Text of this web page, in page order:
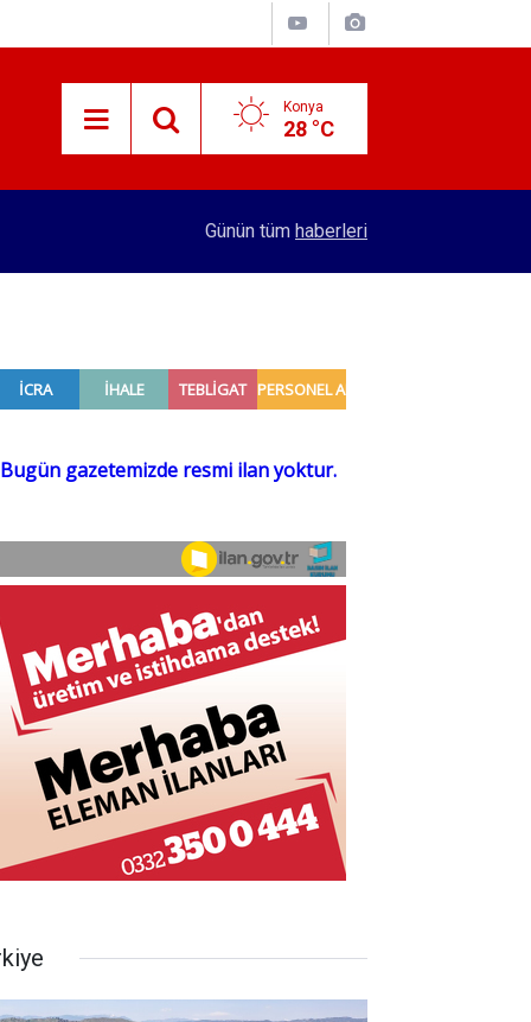
Konya
28 °C
Konyalı patron 70 bin TL maaşla personel
Günün tüm haberleri